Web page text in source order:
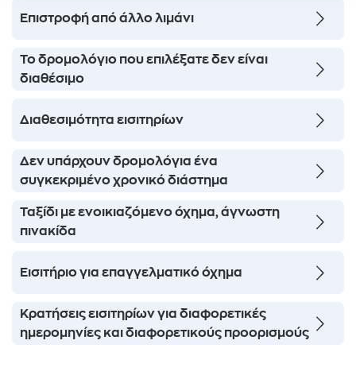
Επιστροφή από άλλο λιμάνι
Το δρομολόγιο που επιλέξατε δεν είναι
διαθέσιμο
Διαθεσιμότητα εισιτηρίων
Δεν υπάρχουν δρομολόγια ένα
συγκεκριμένο χρονικό διάστημα
Ταξίδι με ενοικιαζόμενο όχημα, άγνωστη
πινακίδα
Εισιτήριο για επαγγελματικό όχημα
Κρατήσεις εισιτηρίων για διαφορετικές
ημερομηνίες και διαφορετικούς προορισμούς